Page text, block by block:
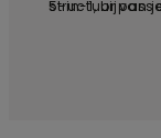
structuur van
5-in-1,